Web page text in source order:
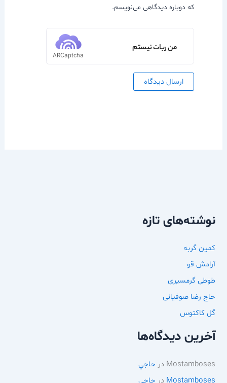
که دوباره دیدگاهی می‌نویسم.
من ربات نیستم
ARCaptcha
نوشته‌های تازه
کمین گربه
آرامش قو
طوطی گرمسیری
حاج رضا صوفیانی
گل کاکتوس
آخرین دیدگاه‌ها
Mostamboses در حاجي
Mostamboses در حاجي